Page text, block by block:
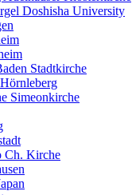
Doshisha University
Stadtkirche
Simeonkirche
Ch. Kirche